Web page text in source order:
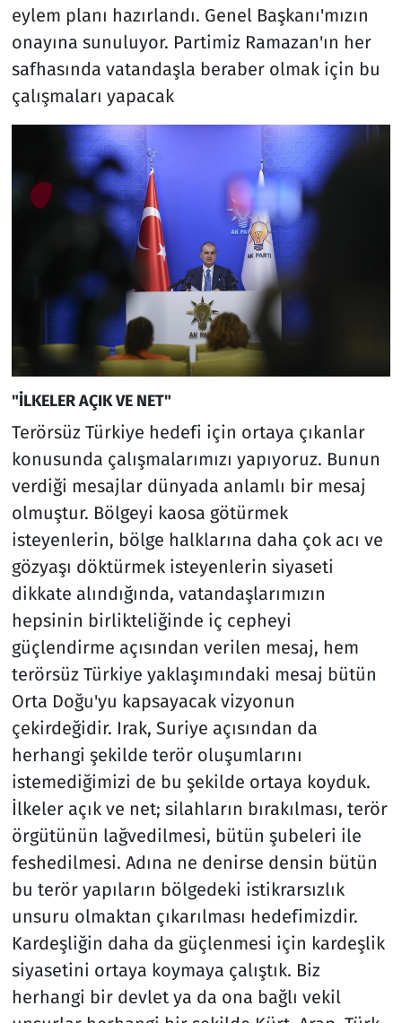
eylem planı hazırlandı. Genel Başkanı'mızın
onayına sunuluyor. Partimiz Ramazan'ın her
safhasında vatandaşla beraber olmak için bu
çalışmaları yapacak
"İLKELER AÇIK VE NET"
Terörsüz Türkiye hedefi için ortaya çıkanlar
konusunda çalışmalarımızı yapıyoruz. Bunun
verdiği mesajlar dünyada anlamlı bir mesaj
olmuştur. Bölgeyi kaosa götürmek
isteyenlerin, bölge halklarına daha çok acı ve
gözyaşı döktürmek isteyenlerin siyaseti
dikkate alındığında, vatandaşlarımızın
hepsinin birlikteliğinde iç cepheyi
güçlendirme açısından verilen mesaj, hem
terörsüz Türkiye yaklaşımındaki mesaj bütün
Orta Doğu'yu kapsayacak vizyonun
çekirdeğidir. Irak, Suriye açısından da
herhangi şekilde terör oluşumlarını
istemediğimizi de bu şekilde ortaya koyduk.
İlkeler açık ve net; silahların bırakılması, terör
örgütünün lağvedilmesi, bütün şubeleri ile
feshedilmesi. Adına ne denirse densin bütün
bu terör yapıların bölgedeki istikrarsızlık
unsuru olmaktan çıkarılması hedefimizdir.
Kardeşliğin daha da güçlenmesi için kardeşlik
siyasetini ortaya koymaya çalıştık. Biz
herhangi bir devlet ya da ona bağlı vekil